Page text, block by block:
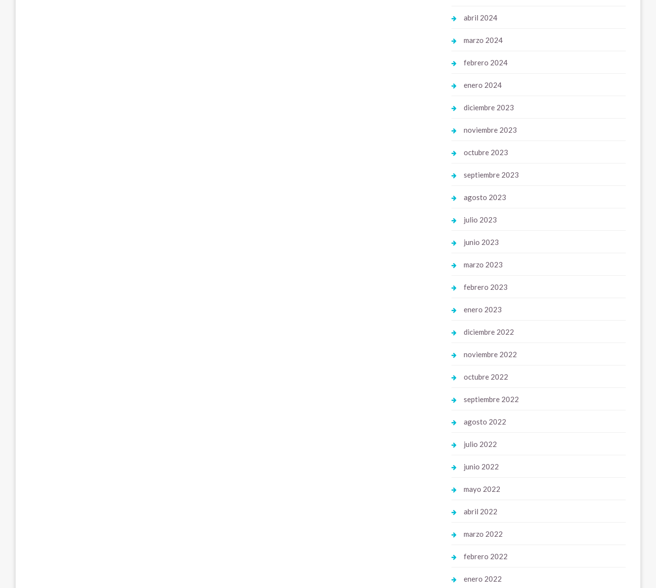
abril 2024
marzo 2024
febrero 2024
enero 2024
diciembre 2023
noviembre 2023
octubre 2023
septiembre 2023
agosto 2023
julio 2023
junio 2023
marzo 2023
febrero 2023
enero 2023
diciembre 2022
noviembre 2022
octubre 2022
septiembre 2022
agosto 2022
julio 2022
junio 2022
mayo 2022
abril 2022
marzo 2022
febrero 2022
enero 2022